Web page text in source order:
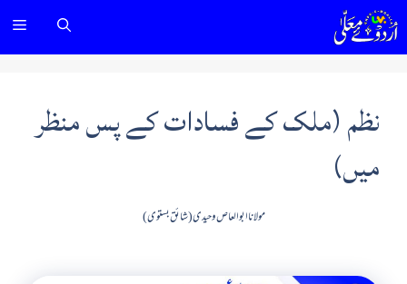
Skip
to
نظم (ملک کے فسادات کے پس منظر
میں)
مولانا ابوالعاص وحیدی (شائق بستوی)